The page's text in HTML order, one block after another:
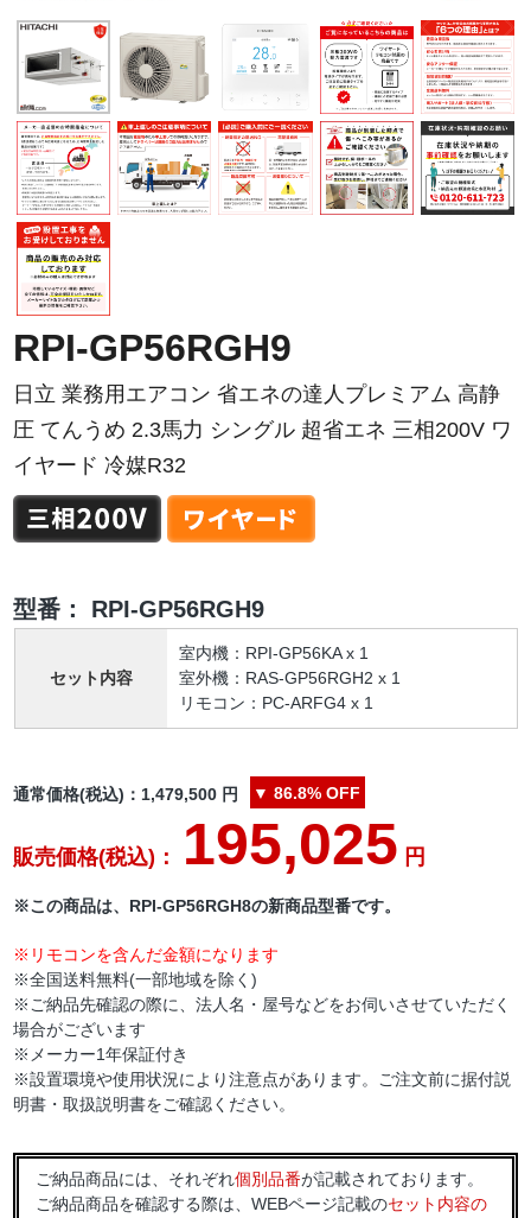
RPI-GP56RGH9
日立 業務用エアコン 省エネの達人プレミアム 高静
圧 てんうめ 2.3馬力 シングル 超省エネ 三相200V ワ
イヤード 冷媒R32
型番： RPI-GP56RGH9
セット内容
室内機：RPI-GP56KA x 1
室外機：RAS-GP56RGH2 x 1
リモコン：PC-ARFG4 x 1
通常価格(税込)：1,479,500 円 ▼ 86.8% OFF
販売価格(税込)： 195,025 円
※この商品は、RPI-GP56RGH8の新商品型番です。
※リモコンを含んだ金額になります
※全国送料無料(一部地域を除く)
※ご納品先確認の際に、法人名・屋号などをお伺いさせていただく
場合がございます
※メーカー1年保証付き
※設置環境や使用状況により注意点があります。ご注文前に据付説
明書・取扱説明書をご確認ください。
ご納品商品には、それぞれ個別品番が記載されております。
ご納品商品を確認する際は、WEBページ記載のセット内容の